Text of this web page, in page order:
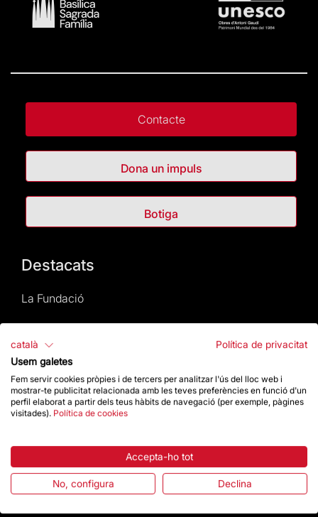
Contacte
Dona un impuls
Botiga
Destacats
La Fundació
Atenció al Visitant
Normativa i condicions de compra
Agenda
català
Política de privacitat
Usem galetes
Fem servir cookies pròpies i de tercers per analitzar l'ús del lloc web i
mostrar-te publicitat relacionada amb les teves preferències en funció d'un
perfil elaborat a partir dels teus hàbits de navegació (per exemple, pàgines
visitades). Política de cookies
Accepta-ho tot
No, configura Declina